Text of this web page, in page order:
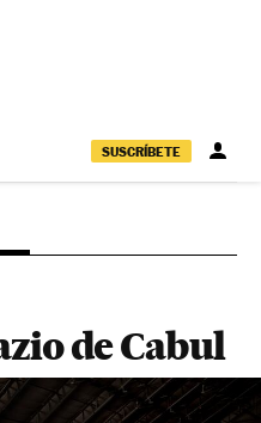
SUSCRÍBETE
de Cabul